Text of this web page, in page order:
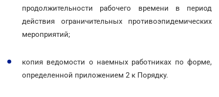
продолжительности рабочего времени в период
действия ограничительных противоэпидемических
мероприятий;
копия ведомости о наемных работниках по форме,
определенной приложением 2 к Порядку.